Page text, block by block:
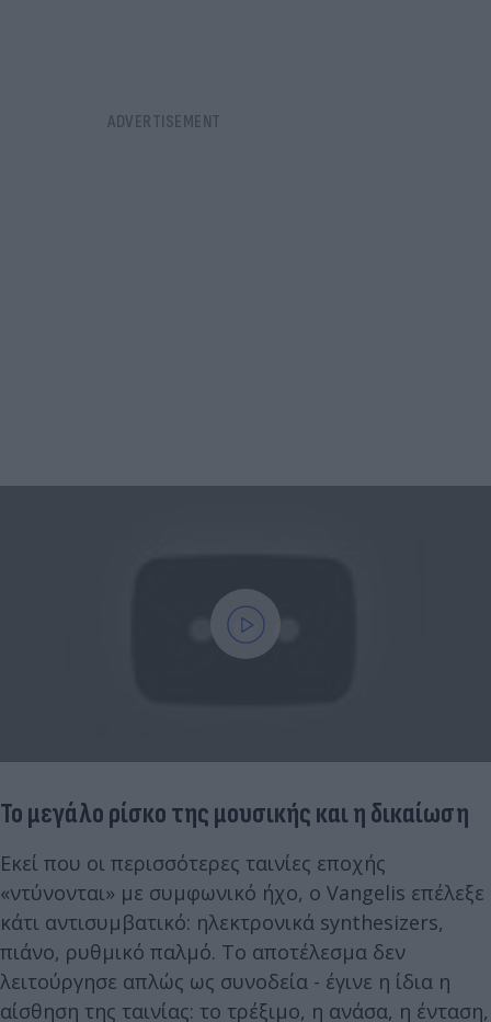
Το μεγάλο ρίσκο της μουσικής και η δικαίωση
Εκεί που οι περισσότερες ταινίες εποχής
«ντύνονται» με συμφωνικό ήχο, ο Vangelis επέλεξε
κάτι αντισυμβατικό: ηλεκτρονικά synthesizers,
πιάνο, ρυθμικό παλμό. Το αποτέλεσμα δεν
λειτούργησε απλώς ως συνοδεία - έγινε η ίδια η
αίσθηση της ταινίας: το τρέξιμο, η ανάσα, η ένταση,